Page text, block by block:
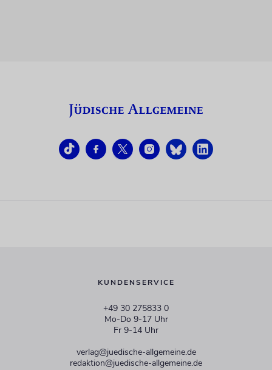
KUNDENSERVICE
+49 30 275833 0
Mo-Do 9-17 Uhr
Fr 9-14 Uhr
verlag@juedische-allgemeine.de
redaktion@juedische-allgemeine.de